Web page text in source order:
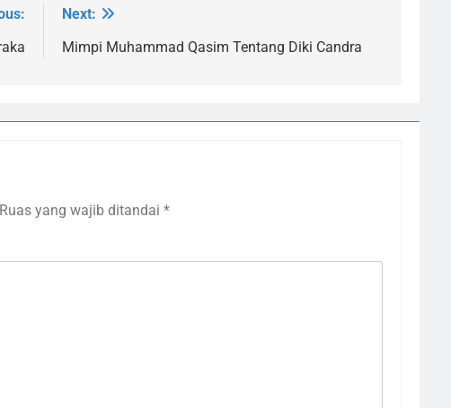
Next:
Mimpi Muhammad Qasim Tentang Diki Candra
Ruas yang wajib ditandai *